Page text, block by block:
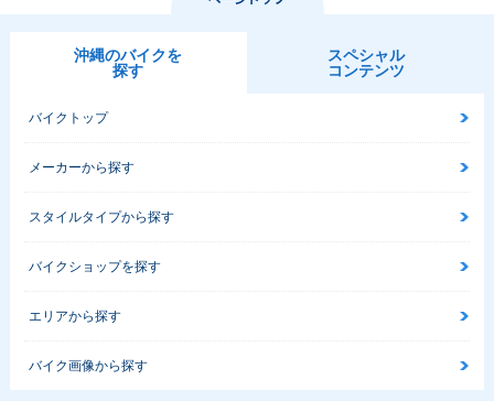
沖縄のバイクを
探す
スペシャル
コンテンツ
バイクトップ
メーカーから探す
スタイルタイプから探す
バイクショップを探す
エリアから探す
バイク画像から探す